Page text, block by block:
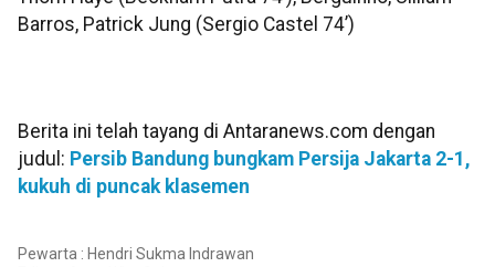
Barros, Patrick Jung (Sergio Castel 74’)
Berita ini telah tayang di Antaranews.com dengan
judul: Persib Bandung bungkam Persija Jakarta 2-1,
kukuh di puncak klasemen
Pewarta : Hendri Sukma Indrawan